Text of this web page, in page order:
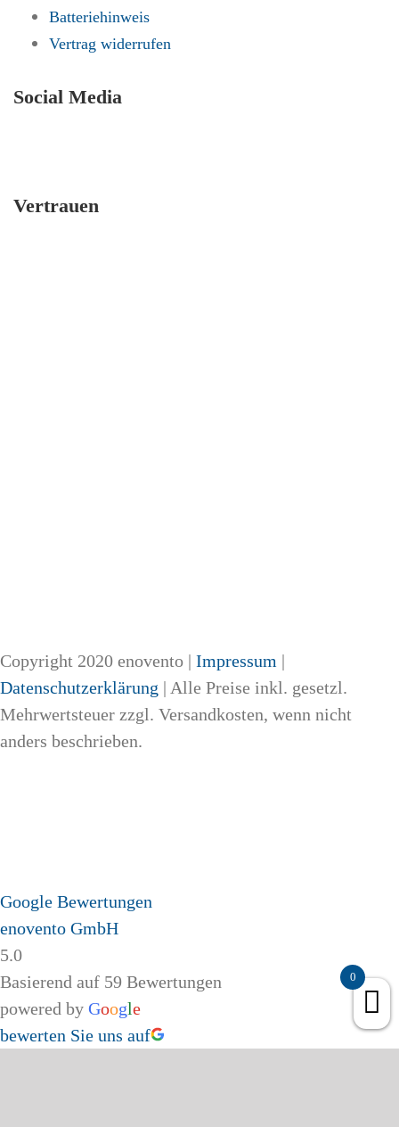
Batteriehinweis
Vertrag widerrufen
Social Media
Vertrauen
Copyright 2020 enovento | Impressum |
Datenschutzerklärung | Alle Preise inkl. gesetzl.
Mehrwertsteuer zzgl. Versandkosten, wenn nicht
anders beschrieben.
Google Bewertungen
enovento GmbH
5.0
Basierend auf 59 Bewertungen
powered by Google
bewerten Sie uns auf
0